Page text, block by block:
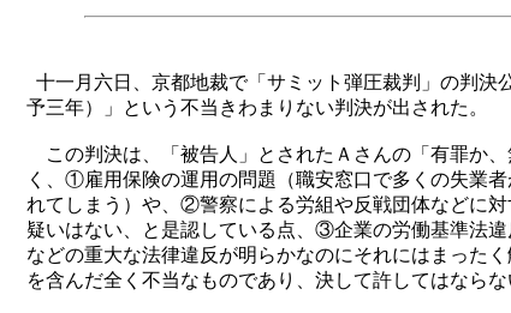
十一月六日、京都地裁で「サミット弾圧裁判」の判決
予三年）」という不当きわまりない判決が出された。
この判決は、「被告人」とされたＡさんの「有罪か
く、①雇用保険の運用の問題（職安窓口で多くの失業
れてしまう）や、②警察による労組や反戦団体などに
疑いはない、と是認している点、③企業の労働基準法
などの重大な法律違反が明らかなのにそれにはまった
を含んだ全く不当なものであり、決して許してはならな